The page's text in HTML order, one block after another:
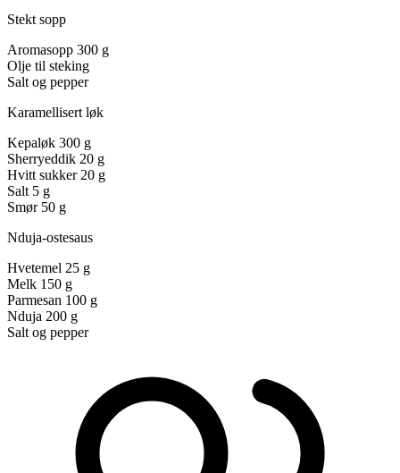
Stekt sopp
Aromasopp 300 g
Olje til steking
Salt og pepper
Karamellisert løk
Kepaløk 300 g
Sherryeddik 20 g
Hvitt sukker 20 g
Salt 5 g
Smør 50 g
Nduja-ostesaus
Hvetemel 25 g
Melk 150 g
Parmesan 100 g
Nduja 200 g
Salt og pepper